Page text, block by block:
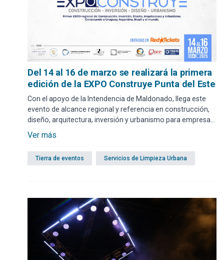
Del 14 al 16 de marzo se realizará la primera
edición de la EXPO Construye Punta del Este
Con el apoyo de la Intendencia de Maldonado, llega este
evento de alcance regional y referencia en construcción,
diseño, arquitectura, inversión y urbanismo para empresas
y profesionales del sector. Se llevará a cabo en el Centro
visitantes.
Ver más
Tierra de eventos Servicios de Limpieza Urbana